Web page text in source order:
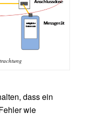
dass ein
wie